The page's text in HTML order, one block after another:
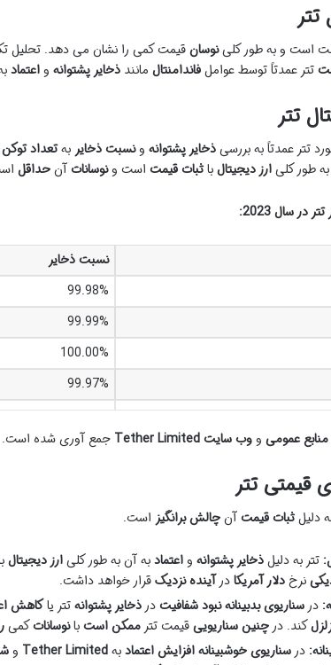
تتر
است و به طور کلینوسانقیمت کمی را نشان می دهد. تحلیل
تتر عمدتاً توسط عواملفاندامنتال مانندذخایر پشتوانه واعتماد
تتر
تتر عمدتاً به بررسیذخایر پشتوانه ونسبت ذخایر بهتعداد
طور کلیارز دیجیتالباثبات قیمت است ونوساناتآنحداقل
نسبت ذخایر
99.98%
99.99%
100.00%
99.97%
منابع عمومی ووب سایت Tether Limited جمع آوری شده است.
قیمتی تتر
دلیلثبات قیمتآنچالش برانگیز است.
تتر به دلیلذخایر پشتوانه واعتمادبه آن به طور کلیارز دیجیتال
نرخدلار آمریکادرآینده نزدیکقرار خواهد داشت.
درسناریوی بدبینانه نبود شفافیتدرذخایر پشتوانهتتر یاکاهش
کند. درچنین سناریوییقیمت تترممکن استبانوساناتکمی
درسناریوی خوشبینانه افزایش اعتمادبهTether Limited و